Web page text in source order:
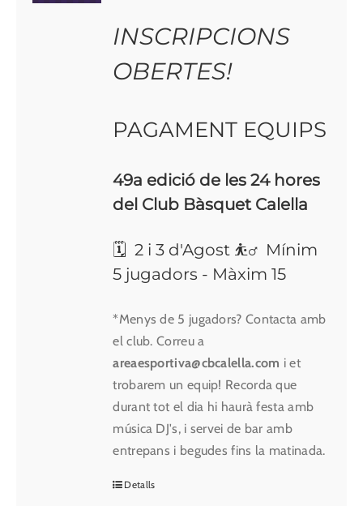
INSCRIPCIONS
OBERTES!
PAGAMENT EQUIPS
49a edició de les 24 hores
del Club Bàsquet Calella
🗓 2 i 3 d'Agost ⛹️‍♂️ Mínim
5 jugadors - Màxim 15
*Menys de 5 jugadors? Contacta amb
el club. Correu a
areaesportiva@cbcalella.com i et
trobarem un equip! Recorda que
durant tot el dia hi haurà festa amb
música DJ's, i servei de bar amb
entrepans i begudes fins la matinada.
Detalls